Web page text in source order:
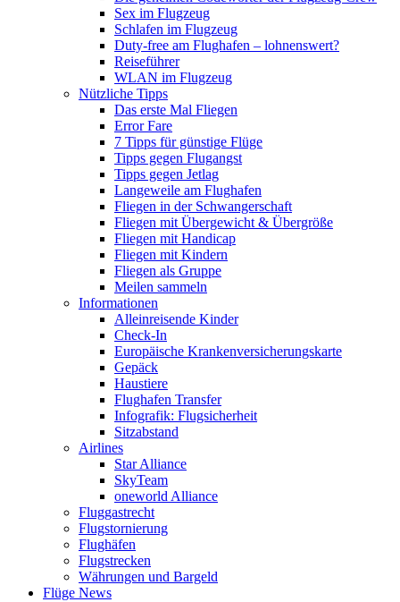
Sex im Flugzeug
Schlafen im Flugzeug
Duty-free am Flughafen – lohnenswert?
Reiseführer
WLAN im Flugzeug
Nützliche Tipps
Das erste Mal Fliegen
Error Fare
7 Tipps für günstige Flüge
Tipps gegen Flugangst
Tipps gegen Jetlag
Langeweile am Flughafen
Fliegen in der Schwangerschaft
Fliegen mit Übergewicht & Übergröße
Fliegen mit Handicap
Fliegen mit Kindern
Fliegen als Gruppe
Meilen sammeln
Informationen
Alleinreisende Kinder
Check-In
Europäische Krankenversicherungskarte
Gepäck
Haustiere
Flughafen Transfer
Infografik: Flugsicherheit
Sitzabstand
Airlines
Star Alliance
SkyTeam
oneworld Alliance
Fluggastrecht
Flugstornierung
Flughäfen
Flugstrecken
Währungen und Bargeld
Flüge News